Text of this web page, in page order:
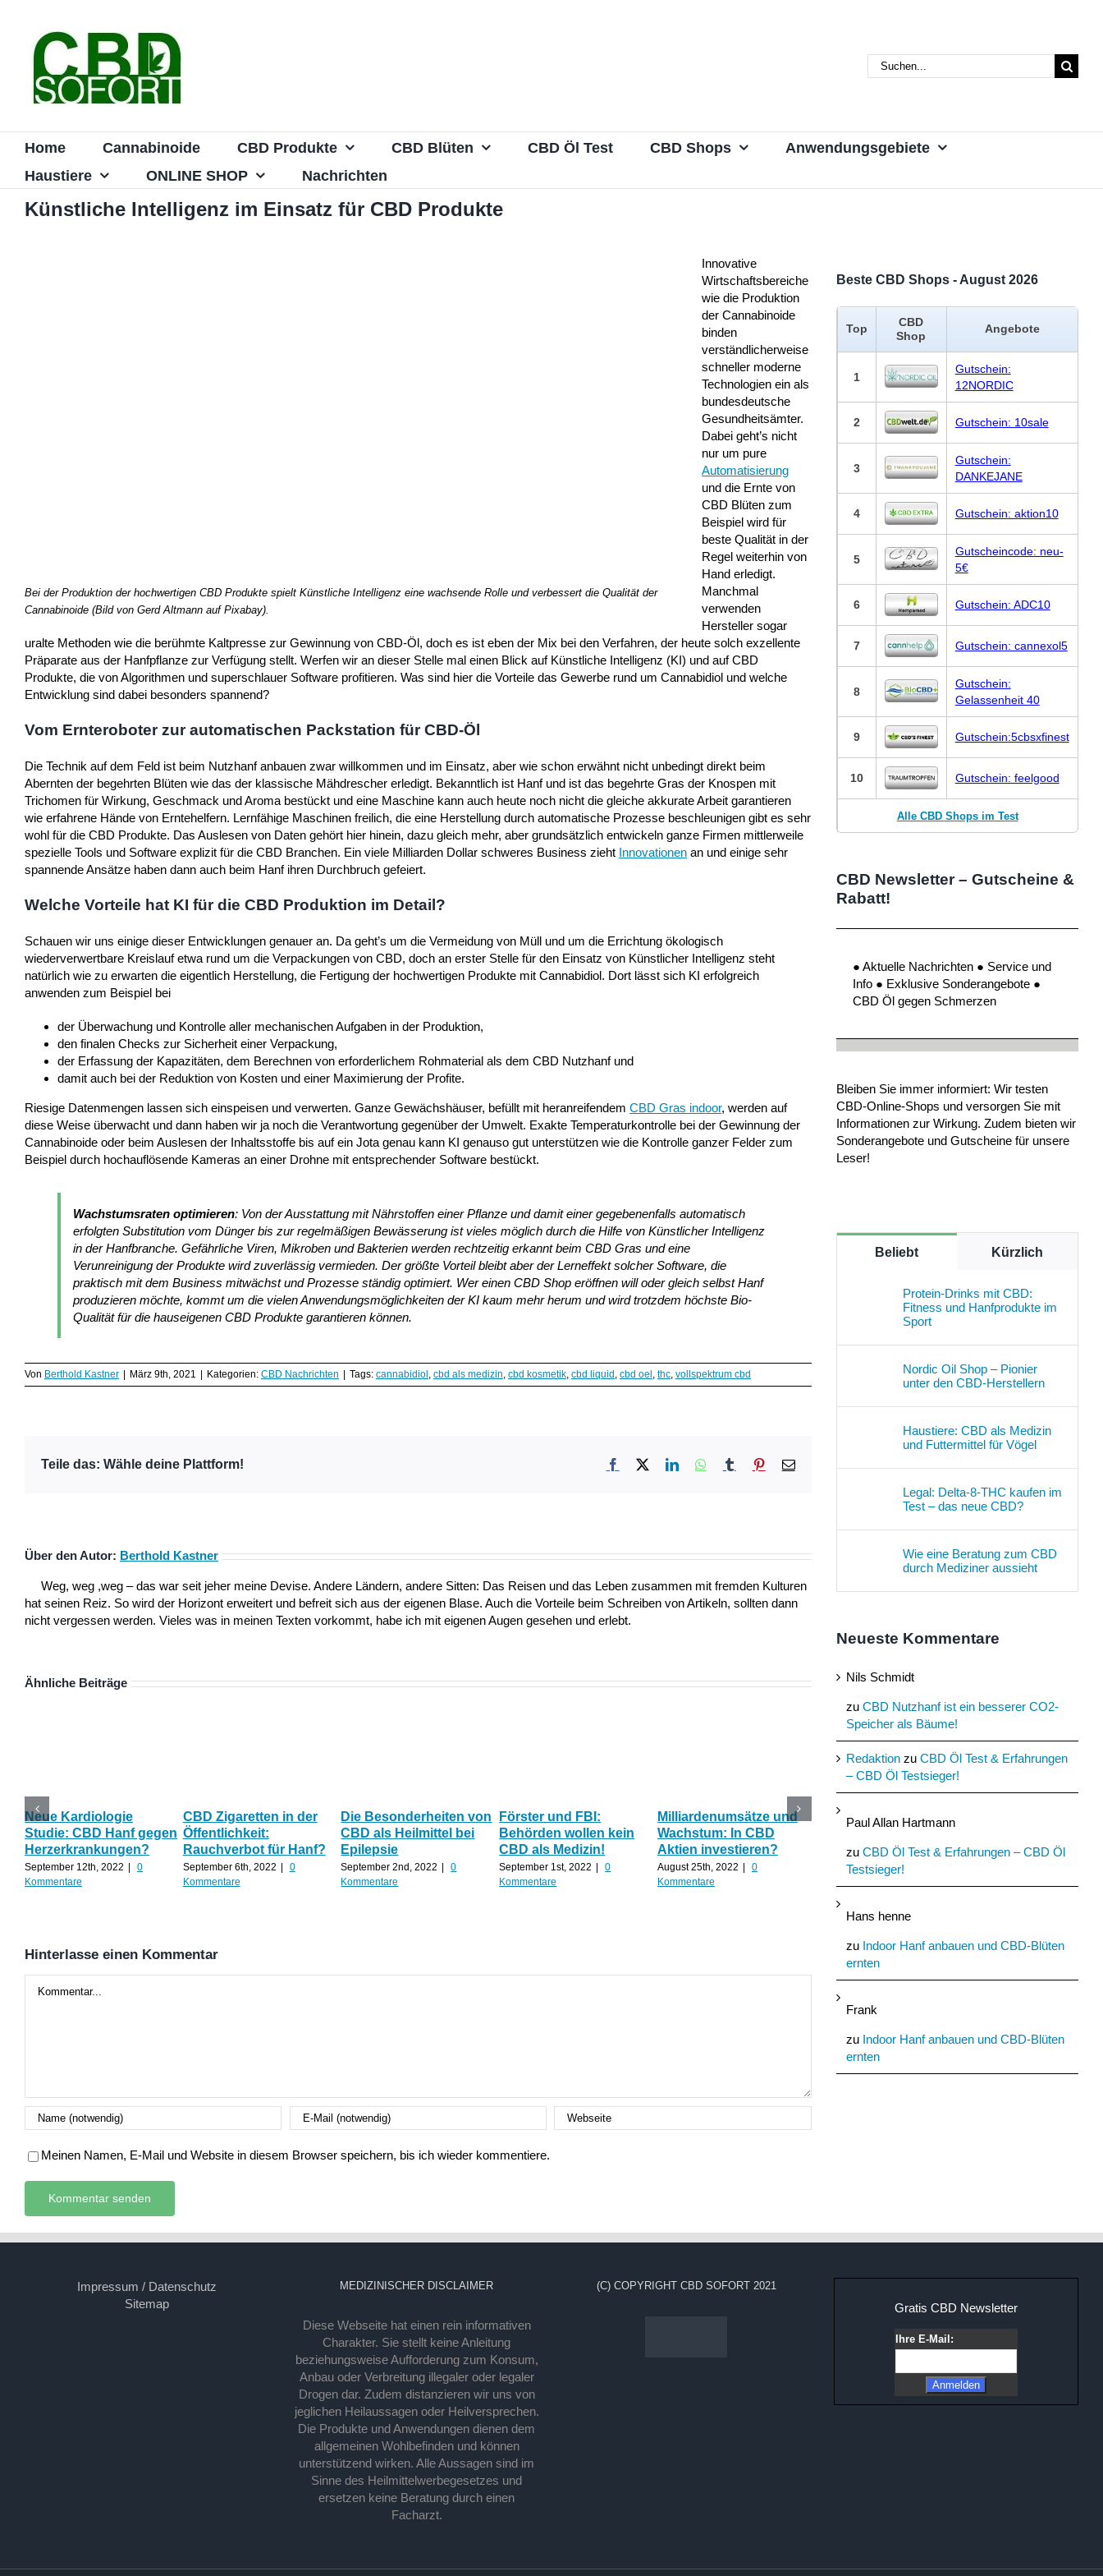
springen
Suche
nach:
Home Cannabinoide CBD Produkte CBD Blüten CBD Öl Test CBD Shops
Anwendungsgebiete
Haustiere
ONLINE SHOP Nachrichten
Künstliche Intelligenz im Einsatz für CBD Produkte
Bei der Produktion der hochwertigen CBD Produkte spielt Künstliche Intelligenz eine wachsende Rolle und verbessert die Qualität der
Cannabinoide (Bild von Gerd Altmann auf Pixabay).
Innovative
Wirtschaftsbereiche
wie die Produktion
der Cannabinoide
binden
verständlicherweise
schneller moderne
Technologien ein als
bundesdeutsche
Gesundheitsämter.
Dabei geht’s nicht
nur um pure
Automatisierung
und die Ernte von
CBD Blüten zum
Beispiel wird für
beste Qualität in der
Regel weiterhin von
Hand erledigt.
Manchmal
verwenden
Hersteller sogar
uralte Methoden wie die berühmte Kaltpresse zur Gewinnung von CBD-Öl, doch es ist eben der Mix bei den Verfahren, der heute solch exzellente
Präparate aus der Hanfpflanze zur Verfügung stellt. Werfen wir an dieser Stelle mal einen Blick auf Künstliche Intelligenz (KI) und auf CBD
Produkte, die von Algorithmen und superschlauer Software profitieren. Was sind hier die Vorteile das Gewerbe rund um Cannabidiol und welche
Entwicklung sind dabei besonders spannend?
Vom Ernteroboter zur automatischen Packstation für CBD-Öl
Die Technik auf dem Feld ist beim Nutzhanf anbauen zwar willkommen und im Einsatz, aber wie schon erwähnt nicht unbedingt direkt beim
Abernten der begehrten Blüten wie das der klassische Mähdrescher erledigt. Bekanntlich ist Hanf und ist das begehrte Gras der Knospen mit
Trichomen für Wirkung, Geschmack und Aroma bestückt und eine Maschine kann auch heute noch nicht die gleiche akkurate Arbeit garantieren
wie erfahrene Hände von Erntehelfern. Lernfähige Maschinen freilich, die eine Herstellung durch automatische Prozesse beschleunigen gibt es sehr
wohl für die CBD Produkte. Das Auslesen von Daten gehört hier hinein, dazu gleich mehr, aber grundsätzlich entwickeln ganze Firmen mittlerweile
spezielle Tools und Software explizit für die CBD Branchen. Ein viele Milliarden Dollar schweres Business zieht Innovationen an und einige sehr
spannende Ansätze haben dann auch beim Hanf ihren Durchbruch gefeiert.
Welche Vorteile hat KI für die CBD Produktion im Detail?
Schauen wir uns einige dieser Entwicklungen genauer an. Da geht’s um die Vermeidung von Müll und um die Errichtung ökologisch
wiederverwertbare Kreislauf etwa rund um die Verpackungen von CBD, doch an erster Stelle für den Einsatz von Künstlicher Intelligenz steht
natürlich wie zu erwarten die eigentlich Herstellung, die Fertigung der hochwertigen Produkte mit Cannabidiol. Dort lässt sich KI erfolgreich
anwenden zum Beispiel bei
der Überwachung und Kontrolle aller mechanischen Aufgaben in der Produktion,
den finalen Checks zur Sicherheit einer Verpackung,
der Erfassung der Kapazitäten, dem Berechnen von erforderlichem Rohmaterial als dem CBD Nutzhanf und
damit auch bei der Reduktion von Kosten und einer Maximierung der Profite.
Riesige Datenmengen lassen sich einspeisen und verwerten. Ganze Gewächshäuser, befüllt mit heranreifendem CBD Gras indoor, werden auf
diese Weise überwacht und dann haben wir ja noch die Verantwortung gegenüber der Umwelt. Exakte Temperaturkontrolle bei der Gewinnung der
Cannabinoide oder beim Auslesen der Inhaltsstoffe bis auf ein Jota genau kann KI genauso gut unterstützen wie die Kontrolle ganzer Felder zum
Beispiel durch hochauflösende Kameras an einer Drohne mit entsprechender Software bestückt.
Wachstumsraten optimieren: Von der Ausstattung mit Nährstoffen einer Pflanze und damit einer gegebenenfalls automatisch
erfolgten Substitution vom Dünger bis zur regelmäßigen Bewässerung ist vieles möglich durch die Hilfe von Künstlicher Intelligenz
in der Hanfbranche. Gefährliche Viren, Mikroben und Bakterien werden rechtzeitig erkannt beim CBD Gras und eine
Verunreinigung der Produkte wird zuverlässig vermieden. Der größte Vorteil bleibt aber der Lerneffekt solcher Software, die
praktisch mit dem Business mitwächst und Prozesse ständig optimiert. Wer einen CBD Shop eröffnen will oder gleich selbst Hanf
produzieren möchte, kommt um die vielen Anwendungsmöglichkeiten der KI kaum mehr herum und wird trotzdem höchste Bio-
Qualität für die hauseigenen CBD Produkte garantieren können.
Von Berthold Kastner | März 9th, 2021 | Kategorien: CBD Nachrichten | Tags: cannabidiol cbd als medizin cbd kosmetik cbd liquid cbd oel thc vollspektrum cbd
Teile das: Wähle deine Plattform! Facebook
X LinkedInWhatsApp
TumblrPinterest
E-
Über den Autor: Berthold Kastner
Weg, weg ,weg – das war seit jeher meine Devise. Andere Ländern, andere Sitten: Das Reisen und das Leben zusammen mit fremden Kulturen
hat seinen Reiz. So wird der Horizont erweitert und befreit sich aus der eigenen Blase. Auch die Vorteile beim Schreiben von Artikeln, sollten dann
nicht vergessen werden. Vieles was in meinen Texten vorkommt, habe ich mit eigenen Augen gesehen und erlebt.
Ähnliche Beiträge
Neue Kardiologie
Studie: CBD Hanf gegen
Herzerkrankungen?
September 12th, 2022
0
Kommentare
CBD Zigaretten in der
Öffentlichkeit:
Rauchverbot für Hanf?
September 6th, 2022
0
Kommentare
Die Besonderheiten von
CBD als Heilmittel bei
Epilepsie
September 2nd, 2022
0
Kommentare
Förster und FBI:
Behörden wollen kein
CBD als Medizin!
September 1st, 2022
0
Kommentare
Milliardenumsätze und
Wachstum: In CBD
Aktien investieren?
August 25th, 2022
0
Kommentare
Katerstimmung: Wie
nach zu viel Alkohol?
August 24th, 2022 |
Cannabinoide als
August 21st, 2022 | 0
Hinterlasse einen Kommentar
Meinen Namen, E-Mail und Website in diesem Browser speichern, bis ich wieder kommentiere.
Beste CBD Shops - August 2026
Top
CBD
Shop
Angebote
1
Gutschein:
12NORDIC
2 Gutschein: 10sale
3
Gutschein:
DANKEJANE
4 Gutschein: aktion10
5
Gutscheincode: neu-
5€
6 Gutschein: ADC10
7 Gutschein: cannexol5
8
Gutschein:
Gelassenheit 40
9 Gutschein:5cbsxfinest
10 Gutschein: feelgood
Alle CBD Shops im Test
CBD Newsletter – Gutscheine &
Rabatt!
● Aktuelle Nachrichten ● Service und
Info ● Exklusive Sonderangebote ●
CBD Öl gegen Schmerzen
Bleiben Sie immer informiert: Wir testen
CBD-Online-Shops und versorgen Sie mit
Informationen zur Wirkung. Zudem bieten wir
Sonderangebote und Gutscheine für unsere
Leser!
Beliebt Kürzlich
Protein-Drinks mit CBD:
Fitness und Hanfprodukte im
Sport
Nordic Oil Shop – Pionier
unter den CBD-Herstellern
Haustiere: CBD als Medizin
und Futtermittel für Vögel
Legal: Delta-8-THC kaufen im
Test – das neue CBD?
Wie eine Beratung zum CBD
durch Mediziner aussieht
Neueste Kommentare
Nils Schmidt
zu CBD Nutzhanf ist ein besserer CO2-
Speicher als Bäume!
Redaktion zu CBD Öl Test & Erfahrungen
– CBD Öl Testsieger!
Paul Allan Hartmann
zu CBD Öl Test & Erfahrungen – CBD Öl
Testsieger!
Hans henne
zu Indoor Hanf anbauen und CBD-Blüten
ernten
Frank
zu Indoor Hanf anbauen und CBD-Blüten
ernten
Impressum / Datenschutz
Sitemap
MEDIZINISCHER DISCLAIMER
Diese Webseite hat einen rein informativen
Charakter. Sie stellt keine Anleitung
beziehungsweise Aufforderung zum Konsum,
Anbau oder Verbreitung illegaler oder legaler
Drogen dar. Zudem distanzieren wir uns von
jeglichen Heilaussagen oder Heilversprechen.
Die Produkte und Anwendungen dienen dem
allgemeinen Wohlbefinden und können
unterstützend wirken. Alle Aussagen sind im
Sinne des Heilmittelwerbegesetzes und
ersetzen keine Beratung durch einen
Facharzt.
(C) COPYRIGHT CBD SOFORT 2021
Gratis CBD Newsletter
Ihre E-Mail: